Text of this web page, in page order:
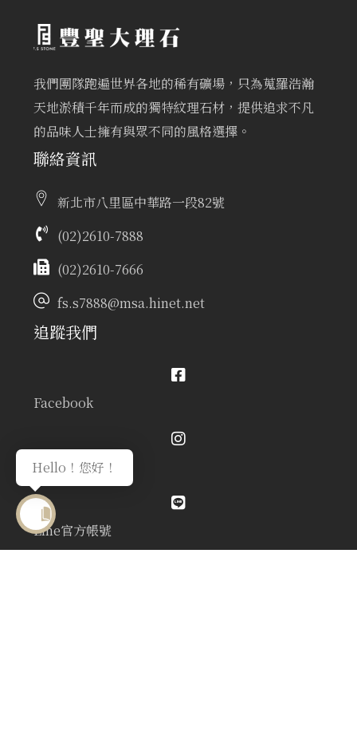
我們團隊跑遍世界各地的稀有礦場，只為蒐羅浩瀚
天地淤積千年而成的獨特紋理石材，提供追求不凡
的品味人士擁有與眾不同的風格選擇。
聯絡資訊
新北市八里區中華路一段82號
(02)2610-7888
(02)2610-7666
fs.s7888@msa.hinet.net
追蹤我們
Facebook
Instagram
Line官方帳號
Hello！您好！